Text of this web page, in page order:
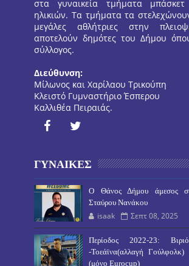
στα γυναικεία τμήματα
ηλικιών. Τα τμήματα τα
μεγάλες αθλήτριες στην
αποτελούν δημότες του Δήμου
σύλλογος.
Διεύθυνση:
Μίλωνος και Χαρίλαου Τρικούπη
Κλειστό Γυμναστήριο Έσπερου
Καλλιθέα Πειραιάς.
ΓΥΝΑΙΚΕΣ
O Θάνος Δήμου άμεσος
Σταύρου Νανάκου
isaak Σεπτ 08, 2025
Περίοδος 2022-23:
-Τοεάϊνα(αλλαγή Γούλφολκ)
(μόνο Eurocup)